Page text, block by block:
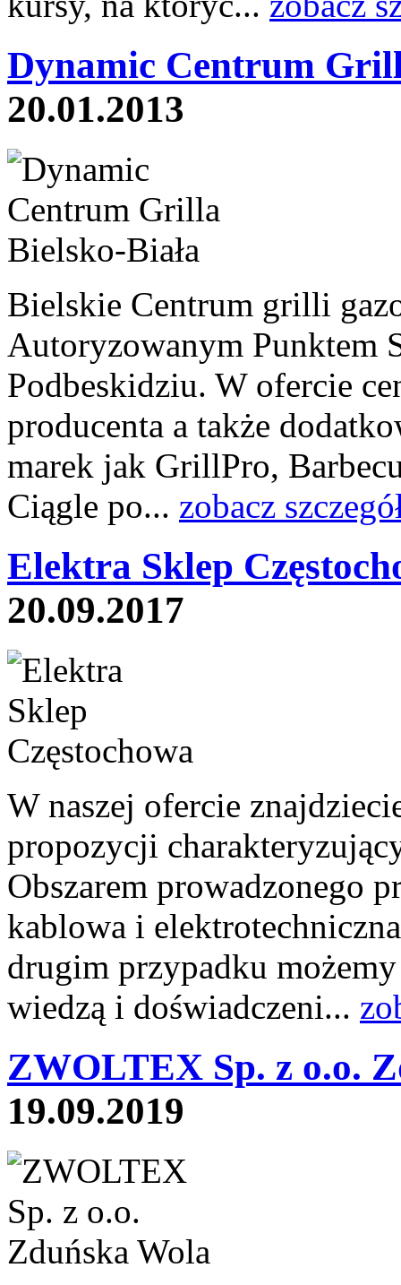
Dynamic Centrum
20.01.2013
Bielskie Centrum grilli
Autoryzowanym Punktem
Podbeskidziu. W ofercie
producenta a także
marek jak GrillPro,
Ciągle po... zobacz
Elektra Sklep
20.09.2017
W naszej ofercie
propozycji
Obszarem prowadzonego
kablowa i
drugim przypadku
wiedzą i doświadczeni...
ZWOLTEX Sp. z o.o.
19.09.2019